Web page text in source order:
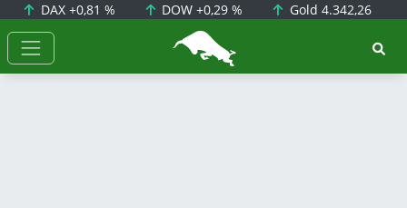
DAX +0,81 % DOW+0,29 % Gold 4.342,26
BörsenNEWS.de